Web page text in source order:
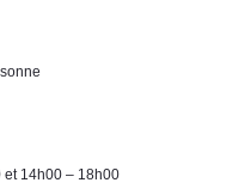
et 14h00 – 18h00